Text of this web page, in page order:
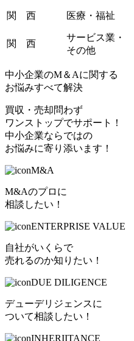
関 西 医療・福祉
関 西
サービス業・
その他
中小企業のM＆Aに関する
お悩みすべて解決
買収・売却問わず
ワンストップでサポート！
中小企業ならではの
お悩みに寄り添います！
M&A
M&Aのプロに
相談したい！
ENTERPRISE VALUE
自社がいくらで
売れるのか知りたい！
DUE DILIGENCE
デューデリジェンスに
ついて相談したい！
INHERIITANCE